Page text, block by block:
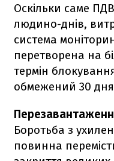
Оскільки саме
людино-днів,
система
перетворена на
термін
обмежений 30
Боротьба з
повинна